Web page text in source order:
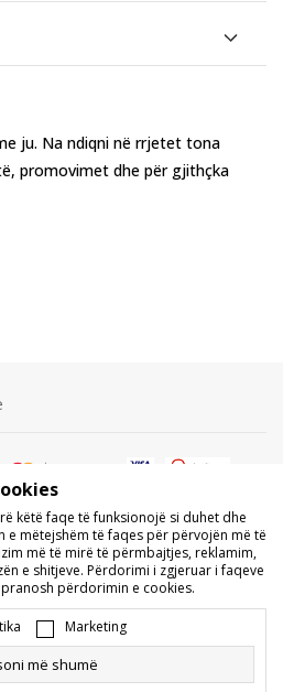
ju. Na ndiqni në rrjetet tona
promovimet dhe për gjithçka
i përmbajtjes nga faqet e internetit
dhe i referohet logove, markave
as caktimi i tyre palëve të treta,
i tyre për ndonjë për qëllime, pa
të BDS.MK DOOEL.
saktë në përshkrimin e produktit, foton
të garantojmë që të gjitha informacionet
këtë faqe të funksionojë si duhet dhe
mëtejshëm të faqes për përvojën më të
më të mirë të përmbajtjes, reklamim,
e shitjeve. Përdorimi i zgjeruar i faqeve
përdorimin e cookies.
Marketing
më shumë